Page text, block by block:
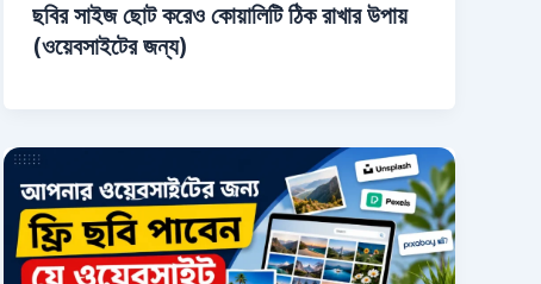
ছবির সাইজ ছোট করেও কোয়ালিটি ঠিক রাখার উপায়
(ওয়েবসাইটের জন্য)